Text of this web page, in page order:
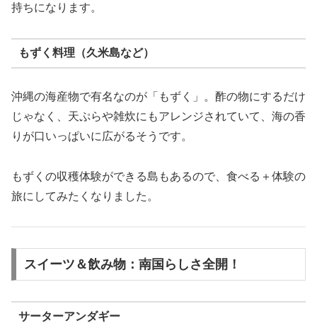
持ちになります。
もずく料理（久米島など）
沖縄の海産物で有名なのが「もずく」。酢の物にするだけ
じゃなく、天ぷらや雑炊にもアレンジされていて、海の香
りが口いっぱいに広がるそうです。
もずくの収穫体験ができる島もあるので、食べる＋体験の
旅にしてみたくなりました。
スイーツ＆飲み物：南国らしさ全開！
サーターアンダギー